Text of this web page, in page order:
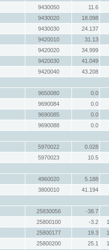
9430050
11.6
9430020
18.098
9430030
24.137
9420010
31.13
9420020
34.999
9420030
41.049
9420040
43.208
9650080
0.0
9690084
0.0
9690085
0.0
9690088
0.0
5970022
0.028
5970023
10.5
4960020
5.188
3800010
41.194
25830056
-38.7
25800100 -3.2
25800177 19.3
25800200 25.1